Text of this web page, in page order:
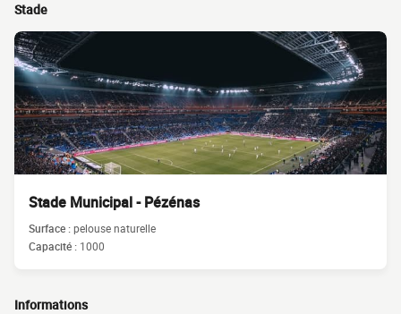
Stade
Stade Municipal - Pézénas
Surface :pelouse naturelle
Capacité : 1000
Informations